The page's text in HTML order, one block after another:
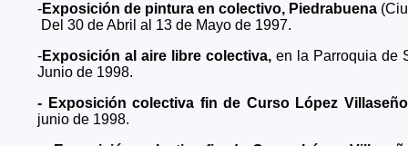
-Exposición de pintura en colectivo, Piedrabuena
Del 30 de Abril al 13 de Mayo de 1997.
-Exposición al aire libre colectiva, en la Parroquia
Junio de 1998.
- Exposición colectiva fin de Curso López
junio de 1998.